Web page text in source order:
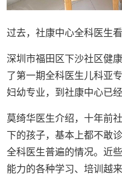
过去，社康中心全科医生
深圳市福田区下沙社区健
了第一期全科医生儿科亚
妇幼专业，到社康中心已经
莫绮华医生介绍，十年前
下的孩子，基本上都不敢
全科医生普遍的情况。近
能力的各种学习、培训越